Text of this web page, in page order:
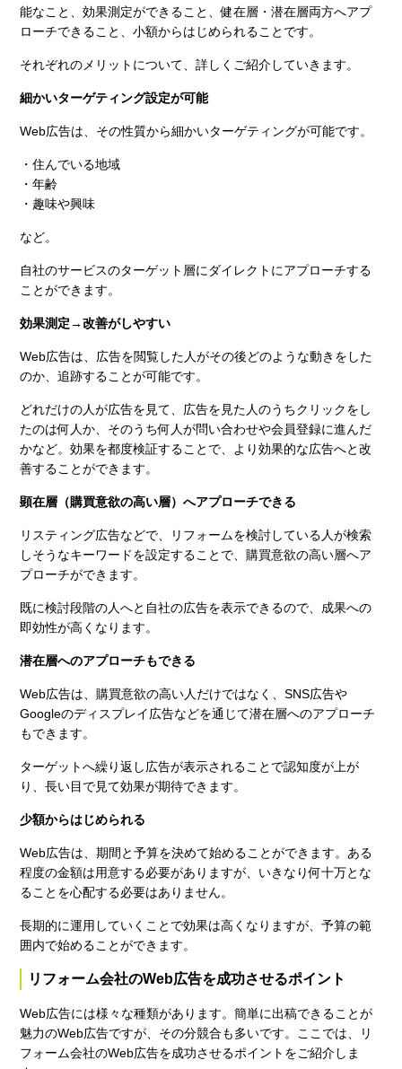
能なこと、効果測定ができること、健在層・潜在層両方へアプ
ローチできること、小額からはじめられることです。
それぞれのメリットについて、詳しくご紹介していきます。
細かいターゲティング設定が可能
Web広告は、その性質から細かいターゲティングが可能です。
・住んでいる地域
・年齢
・趣味や興味
など。
自社のサービスのターゲット層にダイレクトにアプローチする
ことができます。
効果測定→改善がしやすい
Web広告は、広告を閲覧した人がその後どのような動きをした
のか、追跡することが可能です。
どれだけの人が広告を見て、広告を見た人のうちクリックをし
たのは何人か、そのうち何人が問い合わせや会員登録に進んだ
かなど。効果を都度検証することで、より効果的な広告へと改
善することができます。
顕在層（購買意欲の高い層）へアプローチできる
リスティング広告などで、リフォームを検討している人が検索
しそうなキーワードを設定することで、購買意欲の高い層へア
プローチができます。
既に検討段階の人へと自社の広告を表示できるので、成果への
即効性が高くなります。
潜在層へのアプローチもできる
Web広告は、購買意欲の高い人だけではなく、SNS広告や
Googleのディスプレイ広告などを通じて潜在層へのアプローチ
もできます。
ターゲットへ繰り返し広告が表示されることで認知度が上が
り、長い目で見て効果が期待できます。
少額からはじめられる
Web広告は、期間と予算を決めて始めることができます。ある
程度の金額は用意する必要がありますが、いきなり何十万とな
ることを心配する必要はありません。
長期的に運用していくことで効果は高くなりますが、予算の範
囲内で始めることができます。
リフォーム会社のWeb広告を成功させるポイント
Web広告には様々な種類があります。簡単に出稿できることが
魅力のWeb広告ですが、その分競合も多いです。ここでは、リ
フォーム会社のWeb広告を成功させるポイントをご紹介しま